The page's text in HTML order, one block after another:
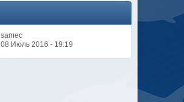
samec
08 Июль 2016 - 19:19